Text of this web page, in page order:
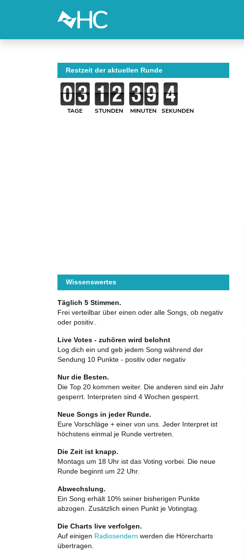
Restzeit der aktuellen Runde
TAGE STUNDEN MINUTEN SEKUNDEN
Wissenswertes
Täglich 5 Stimmen.
Frei verteilbar über einen oder alle Songs, ob negativ
oder positiv..
Live Votes - zuhören wird belohnt
Log dich ein und geb jedem Song während der
Sendung 10 Punkte - positiv oder negativ
Nur die Besten.
Die Top 20 kommen weiter. Die anderen sind ein Jahr
gesperrt. Interpreten sind 4 Wochen gesperrt.
Neue Songs in jeder Runde.
Eure Vorschläge + einer von uns. Jeder Interpret ist
höchstens einmal je Runde vertreten.
Die Zeit ist knapp.
Montags um 18 Uhr ist das Voting vorbei. Die neue
Runde beginnt um 22 Uhr.
Abwechslung.
Ein Song erhält 10% seiner bisherigen Punkte
abzogen. Zusätzlich einen Punkt je Votingtag.
Die Charts live verfolgen.
Auf einigen Radiosendern werden die Hörercharts
übertragen.